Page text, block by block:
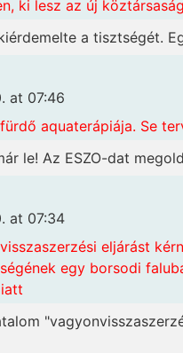
ki lesz az új
a tisztségét.
at 07:46
aquaterápiája. Se
le! Az ESZO-dat
at 07:34
eljárást
egy borsodi